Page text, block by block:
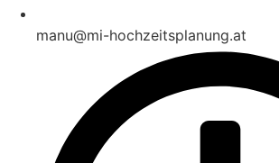
manu@mi-hochzeitsplanung.at